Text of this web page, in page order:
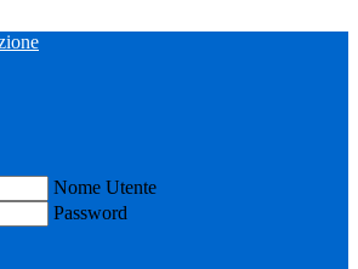
Nome Utente
Password